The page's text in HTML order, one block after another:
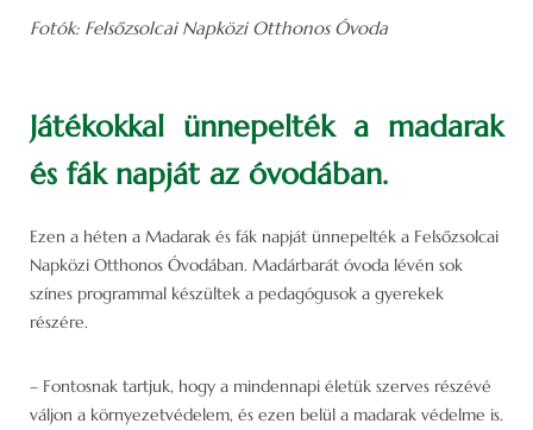
Fotók: Felsőzsolcai Napközi Otthonos Óvoda
Játékokkal ünnepelték a madarak
és fák napját az óvodában.
Ezen a héten a Madarak és fák napját ünnepelték a Felsőzsolcai
Napközi Otthonos Óvodában. Madárbarát óvoda lévén sok
színes programmal készültek a pedagógusok a gyerekek
részére.
– Fontosnak tartjuk, hogy a mindennapi életük szerves részévé
váljon a környezetvédelem, és ezen belül a madarak védelme is.